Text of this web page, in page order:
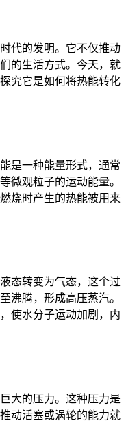
代的发明。它不仅推动
的生活方式。今天，就
究它是如何将热能转化
是一种能量形式，通常
微观粒子的运动能量。
烧时产生的热能被用来
态转变为气态，这个过
沸腾，形成高压蒸汽。
使水分子运动加剧，内
大的压力。这种压力是
动活塞或涡轮的能力就